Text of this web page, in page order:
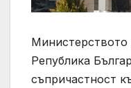
Република
съпричастност